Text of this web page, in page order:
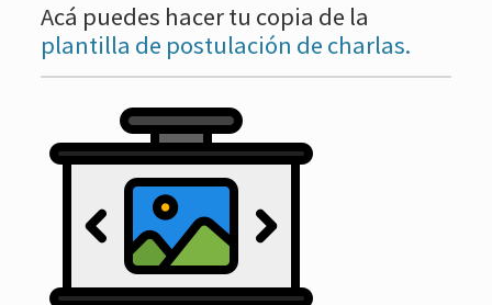
Acá puedes hacer tu copia de la
plantilla de postulación de charlas.